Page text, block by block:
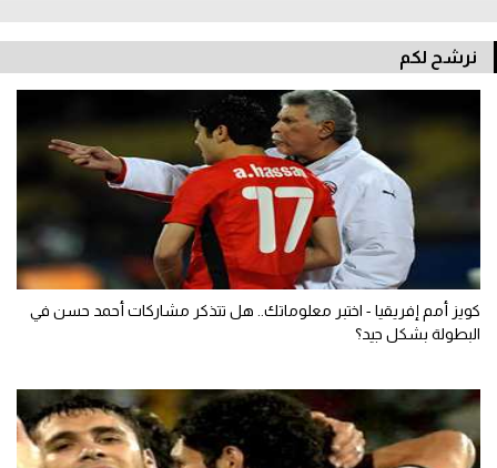
نرشح لكم
كويز أمم إفريقيا - اختبر معلوماتك.. هل تتذكر مشاركات أحمد حسن في
البطولة بشكل جيد؟